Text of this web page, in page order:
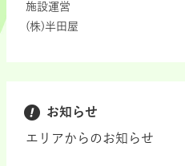
施設運営
(株)半田屋
お知らせ
エリアからのお知らせ